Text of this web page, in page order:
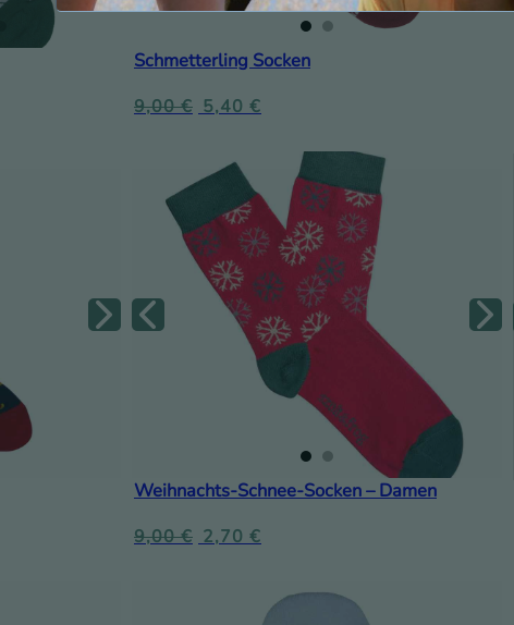
Schmetterling Socken
9,00€ 5,40 €
Weihnachts-Schnee-Socken – Damen
9,00€ 2,70 €